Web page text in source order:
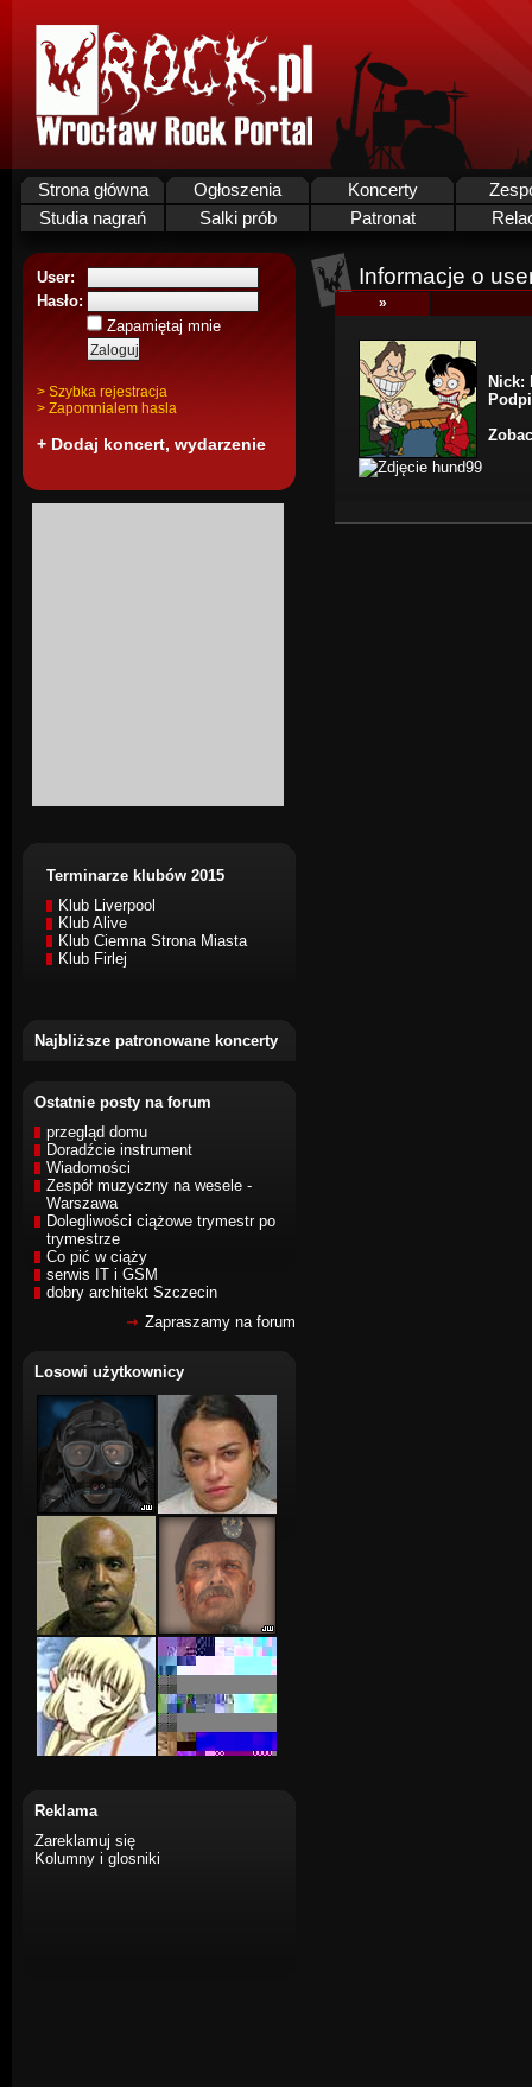
Strona główna Ogłoszenia Koncerty
Studia nagrań
Salki prób Patronat
User:
Hasło:
Zapamiętaj mnie
> Szybka rejestracja
> Zapomnialem hasla
+ Dodaj koncert, wydarzenie
Terminarze klubów 2015
Klub Liverpool
Klub Alive
Klub Ciemna Strona Miasta
Klub Firlej
Najbliższe patronowane koncerty
Ostatnie posty na forum
przegląd domu
Doradźcie instrument
Wiadomości
Zespół muzyczny na wesele -
Warszawa
Dolegliwości ciążowe trymestr po
trymestrze
Co pić w ciąży
serwis IT i GSM
dobry architekt Szczecin
Zapraszamy na forum
Losowi użytkownicy
Reklama
Zareklamuj się
Kolumny i glosniki
Informacje o
»
Nick: